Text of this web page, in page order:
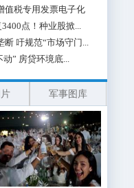
值税专用发票电子化
点！种业股掀...
吁规范“市场守门...
” 房贷环境底...
军事图库